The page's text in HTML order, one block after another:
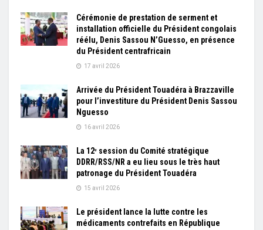
Cérémonie de prestation de serment et
installation officielle du Président congolais
réélu, Denis Sassou N’Guesso, en présence
du Président centrafricain
17 avril 2026
Arrivée du Président Touadéra à Brazzaville
pour l’investiture du Président Denis Sassou
Nguesso
16 avril 2026
La 12ᵉ session du Comité stratégique
DDRR/RSS/NR a eu lieu sous le très haut
patronage du Président Touadéra
15 avril 2026
Le président lance la lutte contre les
médicaments contrefaits en République